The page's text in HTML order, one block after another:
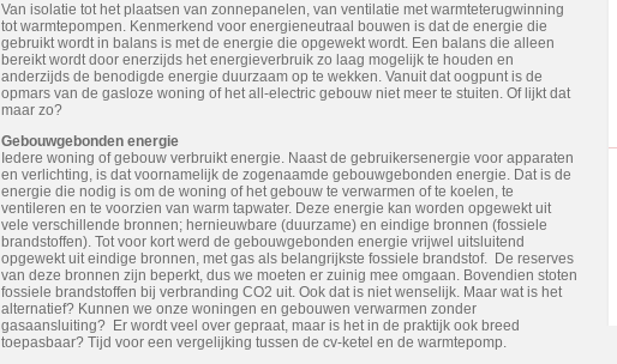
Van isolatie tot het plaatsen van zonnepanelen, van ventilatie met warmteterugwinning
tot warmtepompen. Kenmerkend voor energieneutraal bouwen is dat de energie die
gebruikt wordt in balans is met de energie die opgewekt wordt. Een balans die alleen
bereikt wordt door enerzijds het energieverbruik zo laag mogelijk te houden en
anderzijds de benodigde energie duurzaam op te wekken. Vanuit dat oogpunt is de
opmars van de gasloze woning of het all-electric gebouw niet meer te stuiten. Of lijkt dat
maar zo?
Gebouwgebonden energie
Iedere woning of gebouw verbruikt energie. Naast de gebruikersenergie voor apparaten
en verlichting, is dat voornamelijk de zogenaamde gebouwgebonden energie. Dat is de
energie die nodig is om de woning of het gebouw te verwarmen of te koelen, te
ventileren en te voorzien van warm tapwater. Deze energie kan worden opgewekt uit
vele verschillende bronnen; hernieuwbare (duurzame) en eindige bronnen (fossiele
brandstoffen). Tot voor kort werd de gebouwgebonden energie vrijwel uitsluitend
opgewekt uit eindige bronnen, met gas als belangrijkste fossiele brandstof. De reserves
van deze bronnen zijn beperkt, dus we moeten er zuinig mee omgaan. Bovendien stoten
fossiele brandstoffen bij verbranding CO2 uit. Ook dat is niet wenselijk. Maar wat is het
alternatief? Kunnen we onze woningen en gebouwen verwarmen zonder
gasaansluiting? Er wordt veel over gepraat, maar is het in de praktijk ook breed
toepasbaar? Tijd voor een vergelijking tussen de cv-ketel en de warmtepomp.